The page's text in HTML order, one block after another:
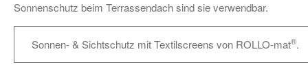
Sonnenschutz beim Terrassendach sind sie verwendbar.
Sonnen- & Sichtschutz mit Textilscreens von ROLLO-mat®.